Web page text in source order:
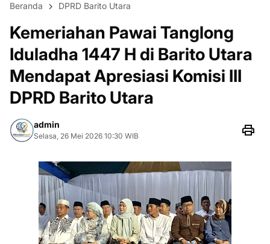
Beranda DPRD Barito Utara
Kemeriahan Pawai Tanglong
Iduladha 1447 H di Barito Utara
Mendapat Apresiasi Komisi III
DPRD Barito Utara
admin
Selasa, 26 Mei 2026 10:30 WIB